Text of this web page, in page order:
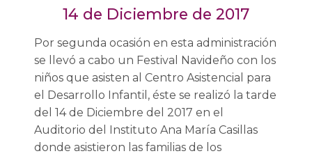
DIF
Programas
Noticias
Transparencia
14 de Diciembre de 2017
Por segunda ocasión en esta administración
se llevó a cabo un Festival Navideño con los
niños que asisten al Centro Asistencial para
el Desarrollo Infantil, éste se realizó la tarde
del 14 de Diciembre del 2017 en el
Auditorio del Instituto Ana María Casillas
donde asistieron las familias de los